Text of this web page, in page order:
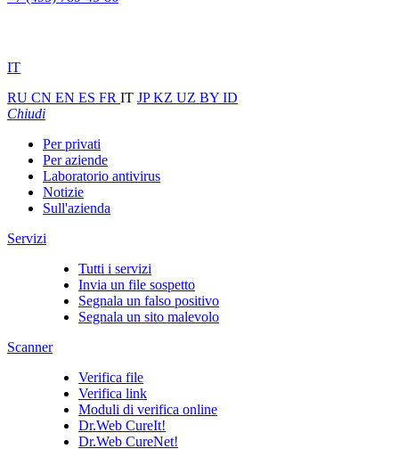
IT
RU CN EN ES FR IT JPKZ UZ BY ID
Chiudi
Per privati
Per aziende
Laboratorio antivirus
Notizie
Sull'azienda
Servizi
Tutti i servizi
Invia un file sospetto
Segnala un falso positivo
Segnala un sito malevolo
Scanner
Verifica file
Verifica link
Moduli di verifica online
Dr.Web CureIt!
Dr.Web CureNet!